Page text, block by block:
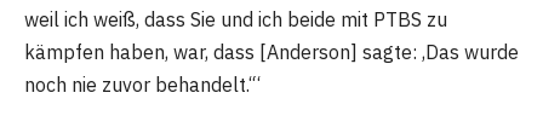
weil ich weiß, dass Sie und ich beide mit PTBS zu
kämpfen haben, war, dass [Anderson] sagte: ‚Das wurde
noch nie zuvor behandelt.‘“